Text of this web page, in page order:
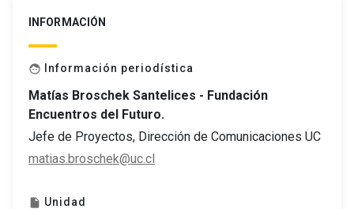
INFORMACIÓN
face Información periodística
Matías Broschek Santelices - Fundación
Encuentros del Futuro.
Jefe de Proyectos, Dirección de Comunicaciones UC
matias.broschek@uc.cl
insert_drive_file Unidad